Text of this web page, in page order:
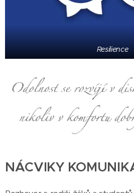
Resilience
NÁCVIKY